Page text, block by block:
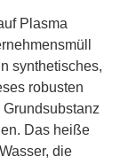
Plasma
synthetisches,
robusten
Das heiße
die